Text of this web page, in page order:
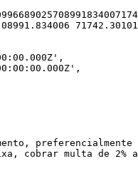
,
,
preferencialmente
cobrar multa de 2%